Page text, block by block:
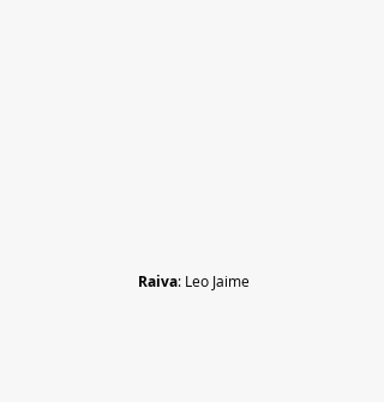
Raiva: Leo Jaime